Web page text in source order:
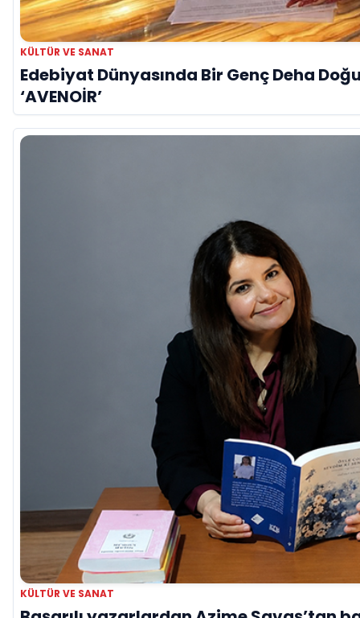
KÜLTÜR VE SANAT
Edebiyat Dünyasında Bir Genç Deha
‘AVENOİR’
KÜLTÜR VE SANAT